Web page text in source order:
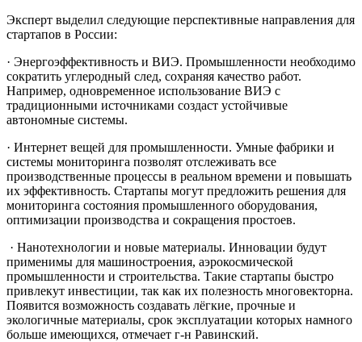
Эксперт выделил следующие перспективные направления для
стартапов в России:
· Энергоэффективность и ВИЭ. Промышленности необходимо
сократить углеродный след, сохраняя качество работ.
Например, одновременное использование ВИЭ с
традиционными источниками создаст устойчивые
автономные системы.
· Интернет вещей для промышленности. Умные фабрики и
системы мониторинга позволят отслеживать все
производственные процессы в реальном времени и повышать
их эффективность. Стартапы могут предложить решения для
мониторинга состояния промышленного оборудования,
оптимизации производства и сокращения простоев.
· Нанотехнологии и новые материалы. Инновации будут
применимы для машиностроения, аэрокосмической
промышленности и строительства. Такие стартапы быстро
привлекут инвестиции, так как их полезность многовекторна.
Появится возможность создавать лёгкие, прочные и
экологичные материалы, срок эксплуатации которых намного
больше имеющихся, отмечает г-н Равинский.